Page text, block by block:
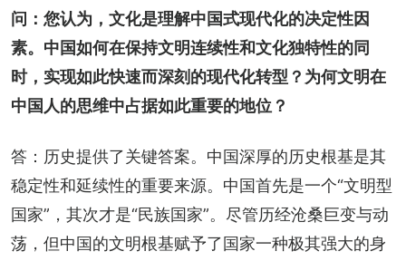
问：您认为，文化是理解中国式现代化的决定性因
素。中国如何在保持文明连续性和文化独特性的同
时，实现如此快速而深刻的现代化转型？为何文明在
中国人的思维中占据如此重要的地位？
答：历史提供了关键答案。中国深厚的历史根基是其
稳定性和延续性的重要来源。中国首先是一个“文明型
国家”，其次才是“民族国家”。尽管历经沧桑巨变与动
荡，但中国的文明根基赋予了国家一种极其强大的身